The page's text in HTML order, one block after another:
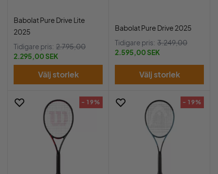
Babolat Pure Drive Lite
2025
Tidigare pris: 2.795,00
2.295,00 SEK
Välj storlek
Babolat Pure Drive 2025
Tidigare pris: 3.249,00
2.595,00 SEK
Välj storlek
- 19% - 19%